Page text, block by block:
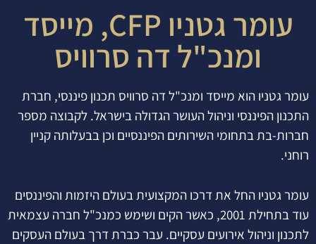
עומר גטניו CFP, מייסד
ומנכ"ל דה סרוויס
עומר גטניו הוא מייסד ומנכ"ל דה סרוויס תכנון פיננסי, חברת
התכנון הפיננסי וניהול העושר הגדולה בישראל. לקבוצה מספר
חברות-בת בתחומי השירותים הפיננסיים וכן בבעלותה קניין
רוחני.
עומר גטניו החל את דרכו המקצועית בעולם היזמות והפיננסים
עוד בתחילת 2001, כאשר הקים ושימש כמנכ"ל חברה עצמאית
לתכנון וניהול אירועים עסקיים. עבר כברת דרך בעולם העסקים